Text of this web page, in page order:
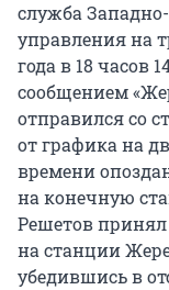
служба
управления на
года в 18 часов
сообщением
отправился со
от графика на
времени
на конечную
Решетов
на станции
убедившись в